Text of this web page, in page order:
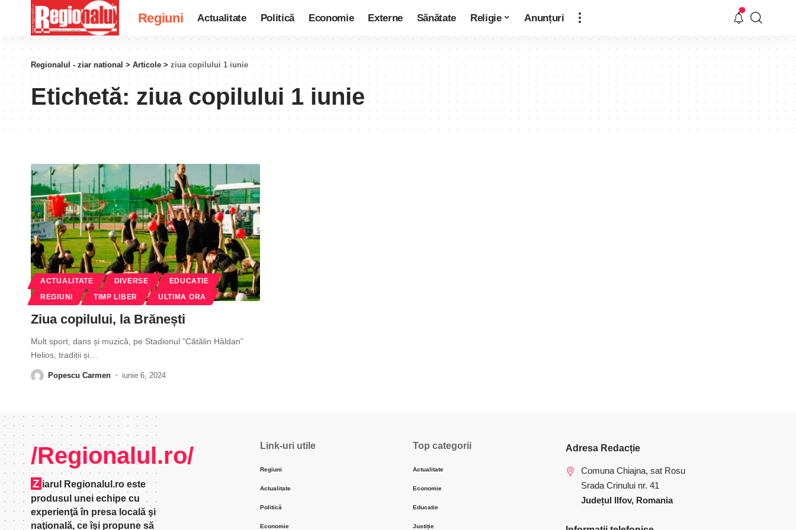
Regiuni Actualitate Politică Economie Externe Sănătate Religie Anunțuri
Regionalul - ziar national > Articole > ziua copilului 1 iunie
Etichetă: ziua copilului 1 iunie
ACTUALITATE DIVERSE EDUCATIE
REGIUNI TIMP LIBER ULTIMA ORA
Ziua copilului, la Brănești
Mult sport, dans și muzică, pe Stadionul ”Cătălin Hâldan”
Helios, tradiții și
Popescu Carmen iunie 6, 2024
/Regionalul.ro/
Z iarul Regionalul.ro este
produsul unei echipe cu
experienţă în presa locală şi
naţională, ce îşi propune să
Link-uri utile
Regiuni
Actualitate
Politică
Economie
Top categorii
Actualitate
Economie
Educatie
Justiție
Adresa Redacție
Comuna Chiajna, sat Rosu
Srada Crinului nr. 41
Județul Ilfov, Romania